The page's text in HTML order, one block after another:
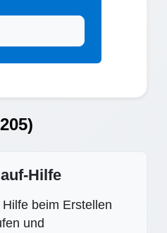
Hilfe
beim Erstellen
und